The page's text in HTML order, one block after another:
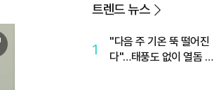
트렌드 뉴스
1
"다음 주 기온 뚝 떨어진
다"…태풍도 없이 열돔 박